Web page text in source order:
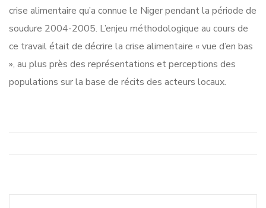
crise alimentaire qu’a connue le Niger pendant la période de
soudure 2004-2005. L’enjeu méthodologique au cours de
ce travail était de décrire la crise alimentaire « vue d’en bas
», au plus près des représentations et perceptions des
populations sur la base de récits des acteurs locaux.